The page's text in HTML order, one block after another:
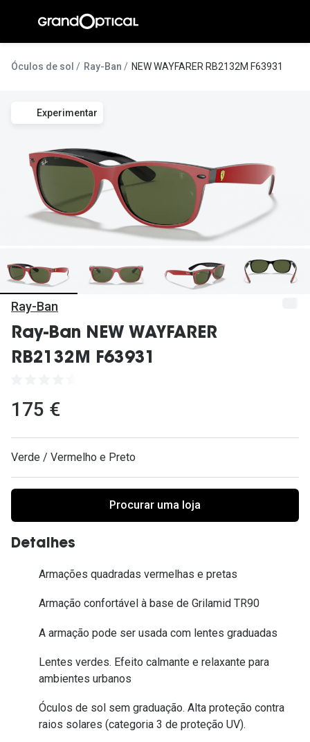
conteúdo
A
Pedro
Marta
Inês
Óculos de sol Ray-Ban NEW WAYFARER RB2132M F63931
Experimentar
Ray-Ban
Ray-Ban NEW WAYFARER
RB2132M F63931
175 €
Verde / Vermelho e Preto
Procurar uma loja
Detalhes
Armações quadradas vermelhas e pretas
Armação confortável à base de Grilamid TR90
A armação pode ser usada com lentes graduadas
Lentes verdes. Efeito calmante e relaxante para
ambientes urbanos
Óculos de sol sem graduação. Alta proteção contra
raios solares (categoria 3 de proteção UV).